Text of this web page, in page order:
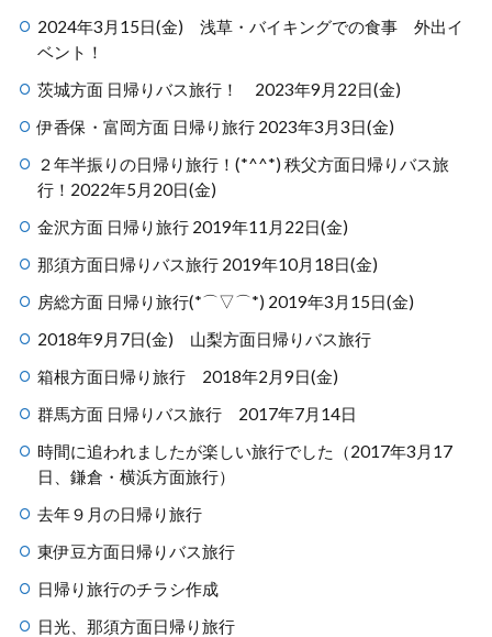
2024年3月15日(金) 浅草・バイキングでの食事 外出イ
ベント！
茨城方面 日帰りバス旅行！ 2023年9月22日(金)
伊香保・富岡方面 日帰り旅行 2023年3月3日(金)
２年半振りの日帰り旅行！(*^^*) 秩父方面日帰りバス旅
行！2022年5月20日(金)
金沢方面 日帰り旅行 2019年11月22日(金)
那須方面日帰りバス旅行 2019年10月18日(金)
房総方面 日帰り旅行(*⌒▽⌒*) 2019年3月15日(金)
2018年9月7日(金) 山梨方面日帰りバス旅行
箱根方面日帰り旅行 2018年2月9日(金)
群馬方面 日帰りバス旅行 2017年7月14日
時間に追われましたが楽しい旅行でした（2017年3月17
日、鎌倉・横浜方面旅行）
去年９月の日帰り旅行
東伊豆方面日帰りバス旅行
日帰り旅行のチラシ作成
日光、那須方面日帰り旅行